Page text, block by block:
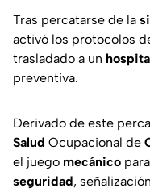
Tras percatarse de la
activó los protocolos
trasladado a un
preventiva.
Derivado de este
Salud Ocupacional de
el juego mecánico
seguridad,